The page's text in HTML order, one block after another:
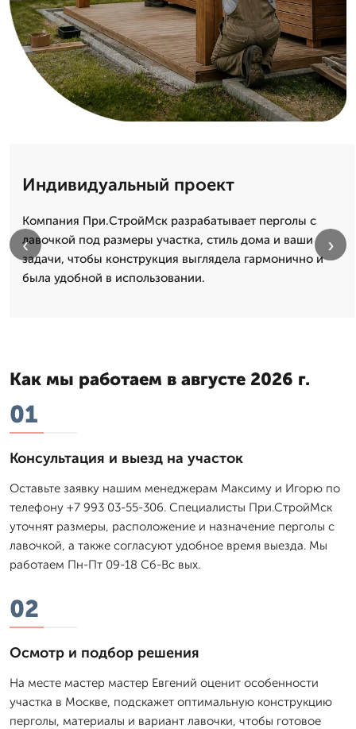
Индивидуальный проект
Компания При.СтройМск разрабатывает перголы с
лавочкой под размеры участка, стиль дома и ваши
задачи, чтобы конструкция выглядела гармонично и
была удобной в использовании.
‹ ›
Как мы работаем в августе 2026 г.
01
Консультация и выезд на участок
Оставьте заявку нашим менеджерам Максиму и Игорю по
телефону +7 993 03-55-306. Специалисты При.СтройМск
уточнят размеры, расположение и назначение перголы с
лавочкой, а также согласуют удобное время выезда. Мы
работаем Пн-Пт 09-18 Сб-Вс вых.
02
Осмотр и подбор решения
На месте мастер мастер Евгений оценит особенности
участка в Москве, подскажет оптимальную конструкцию
перголы, материалы и вариант лавочки, чтобы готовое